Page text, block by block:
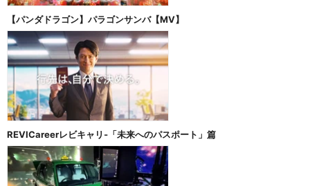
【パンダドラゴン】パラゴンサンバ【MV】
REVICareerレビキャリ‐「未来へのパスポート」篇